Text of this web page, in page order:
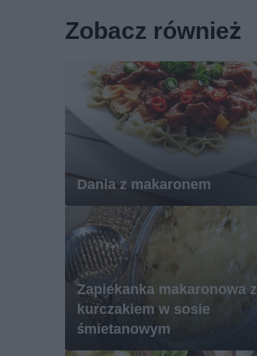
Zobacz również
Dania z makaronem
Zapiekanka makaronowa z
kurczakiem w sosie
śmietanowym